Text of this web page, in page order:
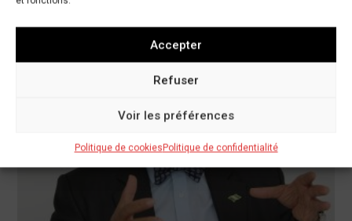
Accepter
Refuser
Voir les préférences
Politique de cookiesPolitique de confidentialité